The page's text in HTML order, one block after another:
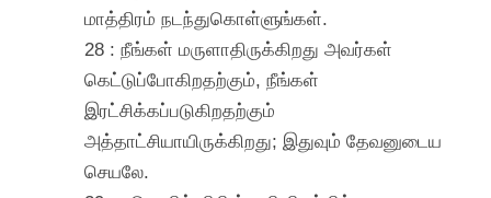
மாத்திரம் நடந்துகொள்ளுங்கள்.
28 : நீங்கள் மருளாதிருக்கிறது அவர்கள்
கெட்டுப்போகிறதற்கும், நீங்கள்
இரட்சிக்கப்படுகிறதற்கும்
அத்தாட்சியாயிருக்கிறது; இதுவும் தேவனுடைய
செயலே.